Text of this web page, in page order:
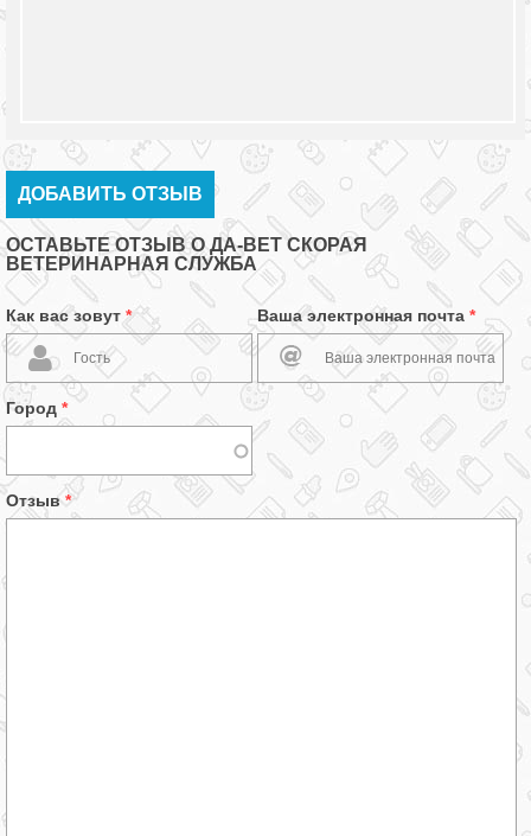
ДОБАВИТЬ ОТЗЫВ
ОСТАВЬТЕ ОТЗЫВ О ДА-ВЕТ СКОРАЯ
ВЕТЕРИНАРНАЯ СЛУЖБА
Как вас зовут * Ваша электронная почта *
Город *
Отзыв*